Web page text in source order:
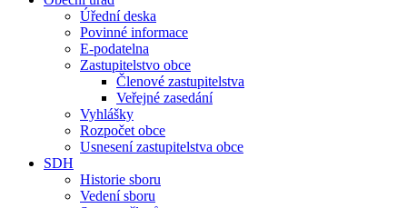
Úřední deska
Povinné informace
E-podatelna
Zastupitelstvo obce
Členové zastupitelstva
Veřejné zasedání
Vyhlášky
Rozpočet obce
Usnesení zastupitelstva obce
SDH
Historie sboru
Vedení sboru